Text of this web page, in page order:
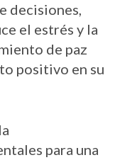
decisiones,
el estrés y la
de paz
positivo en su
para una